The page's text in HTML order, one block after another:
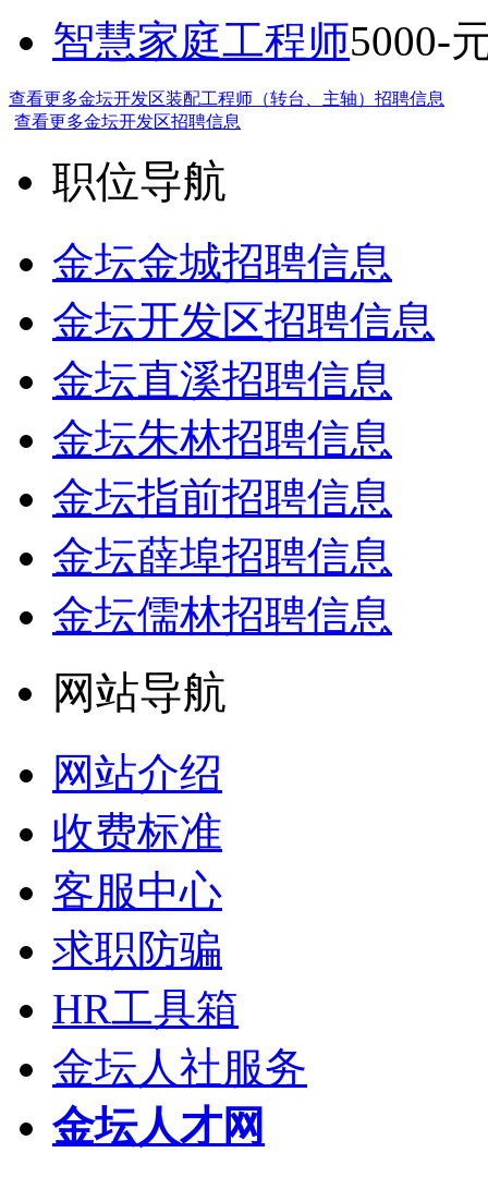
智慧家庭工程师5000-
查看更多金坛开发区装配工程师（转台、主轴）招聘信息
查看更多金坛开发区招聘信息
职位导航
金坛金城招聘信息
金坛开发区招聘信息
金坛直溪招聘信息
金坛朱林招聘信息
金坛指前招聘信息
金坛薛埠招聘信息
金坛儒林招聘信息
网站导航
网站介绍
收费标准
客服中心
求职防骗
HR工具箱
金坛人社服务
金坛人才网